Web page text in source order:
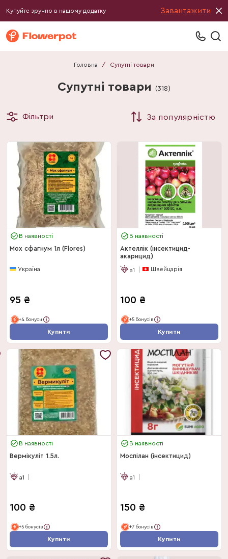
Купуйте зручно в нашому додатку Завантажити
Головна / Супутні товари
Супутні товари (318)
Фільтри За популярністю
В наявності
Мох сфагнум 1л (Flores)
Україна
95 ₴
+4 бонуси
Купити
В наявності
Актеллік (інсектицид-
акарицид)
a1 Швейцарія
100 ₴
+5 бонусів
Купити
В наявності
Вермікуліт 1.5л.
a1
100 ₴
+5 бонусів
Купити
В наявності
Моспілан (інсектицид)
a1
150 ₴
+7 бонусів
Купити